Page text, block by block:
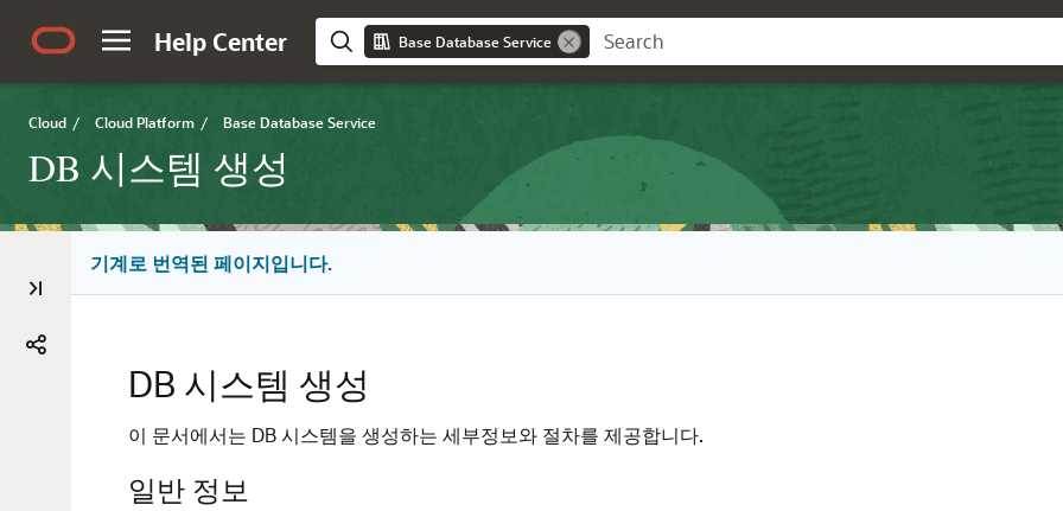
Help Center Base Database Service
Cloud / Cloud Platform / Base Database Service
DB 시스템 생성
기계로 번역된 페이지입니다.
DB 시스템 생성
이 문서에서는 DB 시스템을 생성하는 세부정보와 절차를 제공합니다.
일반 정보